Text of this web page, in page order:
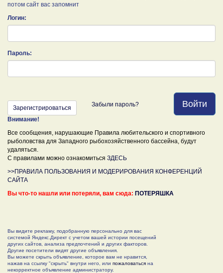
потом сайт вас запомнит
Логин:
Пароль:
Войти
Зарегистрироваться Забыли пароль?
Внимание!
Все сообщения, нарушающие Правила любительского и спортивного
рыболовства для Западного рыбохозяйственного бассейна, будут
удаляться.
С правилами можно ознакомиться ЗДЕСЬ
>>ПРАВИЛА ПОЛЬЗОВАНИЯ И МОДЕРИРОВАНИЯ КОНФЕРЕНЦИЙ
САЙТА
Вы что-то нашли или потеряли, вам сюда: ПОТЕРЯШКА
Вы видите рекламу, подобранную персонально для вас
системой Яндекс.Директ с учетом вашей истории посещений
других сайтов, анализа предпочтений и других факторов.
Другие посетители видят другие объявления.
Вы можете скрыть объявление, которое вам не нравится,
нажав на ссылку "скрыть" внутри него, или пожаловаться на
некорректное объявление администратору.